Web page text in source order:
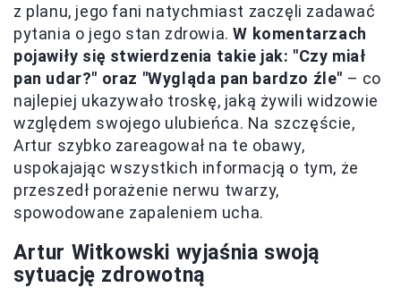
z planu, jego fani natychmiast zaczęli zadawać
pytania o jego stan zdrowia.W komentarzach
pojawiły się stwierdzenia takie jak: "Czy miał
pan udar?" oraz "Wygląda pan bardzo źle" – co
najlepiej ukazywało troskę, jaką żywili widzowie
względem swojego ulubieńca. Na szczęście,
Artur szybko zareagował na te obawy,
uspokajając wszystkich informacją o tym, że
przeszedł porażenie nerwu twarzy,
spowodowane zapaleniem ucha.
Artur Witkowski wyjaśnia swoją
sytuację zdrowotną